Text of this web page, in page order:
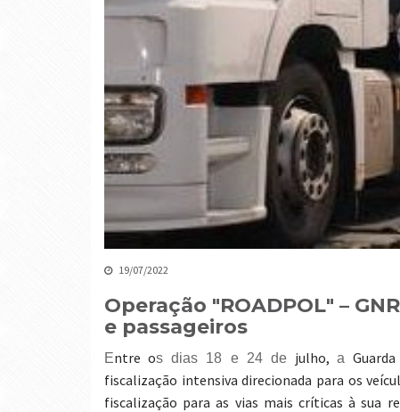
19/07/2022
Operação "ROADPOL" –
e passageiros
Entre os dias 18 e 24 de julho, a
fiscalização intensiva direcionada para os
fiscalização para as vias mais críticas à sua